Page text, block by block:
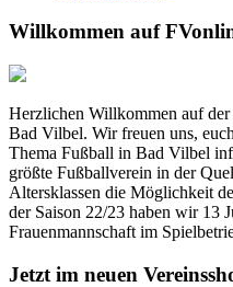
Willkommen auf
Herzlichen Willkommen auf
Bad Vilbel. Wir freuen uns,
Thema Fußball in Bad Vilbel
größte Fußballverein in der
Altersklassen die Möglichkeit
der Saison 22/23 haben wir 13
Frauenmannschaft im
Jetzt im neuen